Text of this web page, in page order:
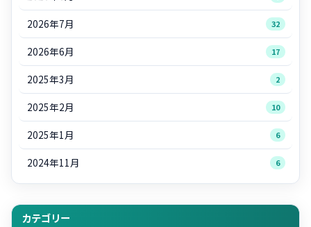
2026年7月 32
2026年6月 17
2025年3月 2
2025年2月 10
2025年1月 6
2024年11月 6
カテゴリー